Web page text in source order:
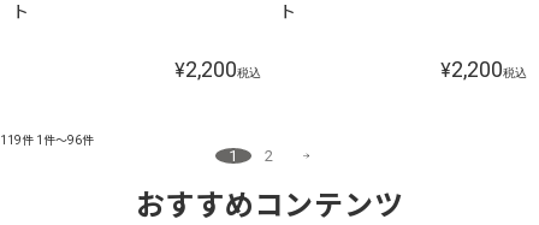
ト
¥2,200税込
ト
¥2,200税込
119件 1件～96件
1 2
おすすめコンテンツ